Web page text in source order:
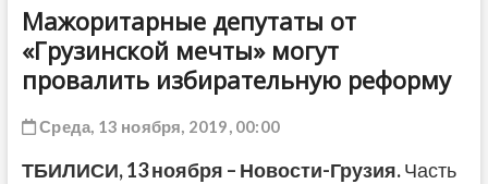
Мажоритарные депутаты от
«Грузинской мечты» могут
провалить избирательную реформу
Среда, 13 ноября, 2019, 00:00
ТБИЛИСИ,13 ноября – Новости-Грузия.Часть